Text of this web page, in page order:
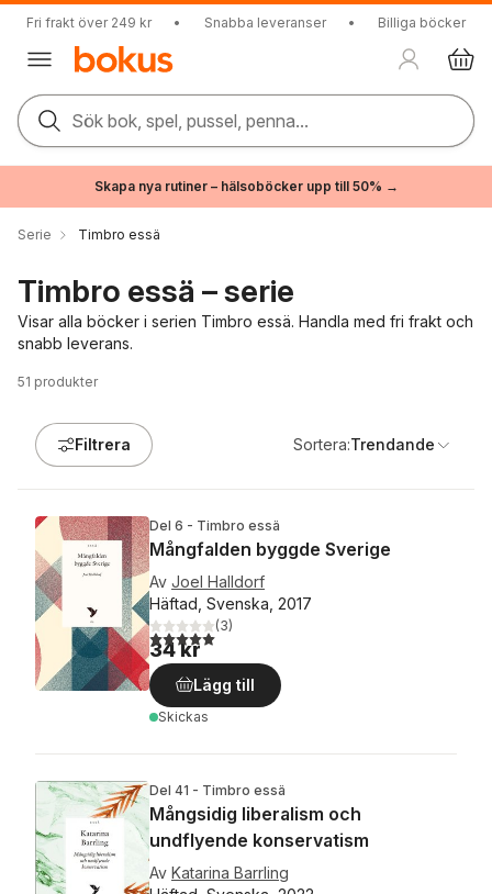
Fri frakt över 249 kr • Snabba leveranser • Billiga böcker
Sök bok, spel, pussel, penna...
Skapa nya rutiner – hälsoböcker upp till 50% →
Serie Timbro essä
Timbro essä – serie
Visar alla böcker i serien Timbro essä. Handla med fri frakt och
snabb leverans.
51 produkter
Filtrera Sortera:Trendande
Del 6 - Timbro essä
Mångfalden byggde Sverige
Av Joel Halldorf
Häftad, Svenska, 2017
5,0utav 5 stjärnor. Totalt antal röster:
(3)
34 kr
Lägg till
Skickas
Del 41 - Timbro essä
Mångsidig liberalism och
undflyende konservatism
Av Katarina Barrling